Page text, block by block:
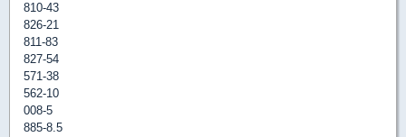
810-43
826-21
811-83
827-54
571-38
562-10
008-5
885-8.5